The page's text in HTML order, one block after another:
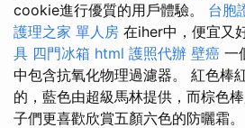
cookie進行優質的用戶體驗。 台胞
護理之家 單人房 在iher中，便宜又
具 四門冰箱 html 護照代辦 壁癌 一
中包含抗氧化物理過濾器。 紅色棒
的，藍色由超級馬林提供，而棕色
子們更喜歡欣賞五顏六色的防曬霜